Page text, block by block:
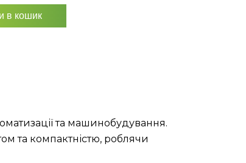
в кошик
та машинобудування.
та компактністю, роблячи